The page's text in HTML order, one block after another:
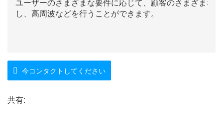
ユーザーのさまざまな要件に応じて、顧客のさまざまな
し、高周波などを行うことができます。
今コンタクトしてください
共有: